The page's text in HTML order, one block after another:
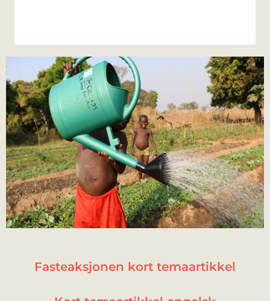
Fasteaksjonen kort temaartikkel